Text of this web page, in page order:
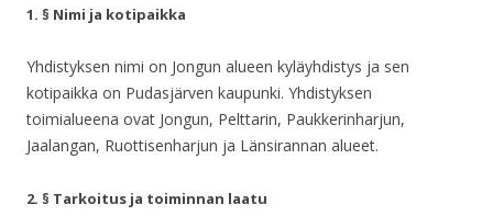
1. § Nimi ja kotipaikka
Yhdistyksen nimi on Jongun alueen kyläyhdistys ja sen
kotipaikka on Pudasjärven kaupunki. Yhdistyksen
toimialueena ovat Jongun, Pelttarin, Paukkerinharjun,
Jaalangan, Ruottisenharjun ja Länsirannan alueet.
2. § Tarkoitus ja toiminnan laatu